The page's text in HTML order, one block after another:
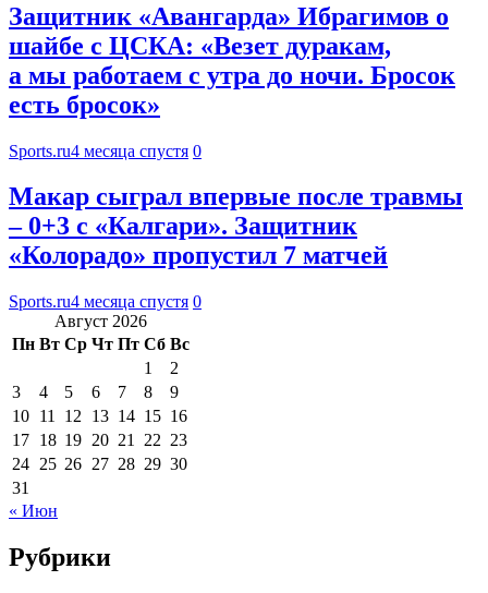
Защитник «Авангарда» Ибрагимов о
шайбе с ЦСКА: «Везет дуракам,
а мы работаем с утра до ночи. Бросок
есть бросок»
Sports.ru4 месяца спустя 0
Макар сыграл впервые после травмы
– 0+3 с «Калгари». Защитник
«Колорадо» пропустил 7 матчей
Sports.ru4 месяца спустя 0
Август 2026
Пн Вт Ср Чт Пт Сб Вс
1
2
3
4 5 6 7 8
9
10 11 12 13 14 15 16
17 18 19 20 21 22 23
24 25 26 27 28 29 30
31
« Июн
Рубрики